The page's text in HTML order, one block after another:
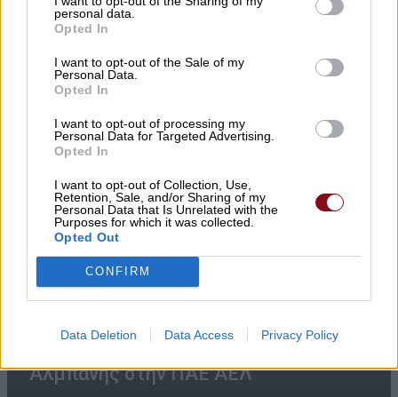
personal data.
Opted In
I want to opt-out of the Sale of my
Personal Data.
Opted In
I want to opt-out of processing my
Personal Data for Targeted Advertising.
Opted In
I want to opt-out of Collection, Use,
Retention, Sale, and/or Sharing of my
Personal Data that Is Unrelated with the
Purposes for which it was collected.
Opted Out
CONFIRM
Data Deletion Data Access Privacy Policy
Παπαγεωργίου και Χρήστος
Αλμπάνης στην ΠΑΕ ΑΕΛ